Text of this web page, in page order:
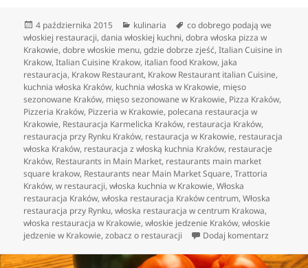
Data
publikacji
4 października 2015 Kategorie
kulinaria Tagi
co dobrego podają we
włoskiej restauracji,dania włoskiej kuchni,dobra włoska pizza w
Krakowie,dobre włoskie menu,gdzie dobrze zjeść,Italian Cuisine in
Krakow,Italian Cuisine Krakow, italian food Krakow, jaka
restauracja, Krakow Restaurant, Krakow Restaurant italian Cuisine,
kuchnia włoska Kraków, kuchnia włoska w Krakowie, mięso
sezonowane Kraków, mięso sezonowane w Krakowie, Pizza Kraków,
Pizzeria Kraków, Pizzeria w Krakowie, polecana restauracja w
Krakowie, Restauracja Karmelicka Kraków, restauracja Kraków,
restauracja przy Rynku Kraków, restauracja w Krakowie, restauracja
włoska Kraków, restauracja z włoską kuchnia Kraków, restauracje
Kraków, Restaurants in Main Market, restaurants main market
square krakow, Restaurants near Main Market Square,Trattoria
Kraków,w restauracji,włoska kuchnia w Krakowie,Włoska
restauracja Kraków,włoska restauracja Kraków centrum,Włoska
restauracja przy Rynku,włoska restauracja w centrum Krakowa,
włoska restauracja w Krakowie,włoskie jedzenie Kraków,włoskie
jedzenie w Krakowie,zobacz o restauracji Dodaj komentarz